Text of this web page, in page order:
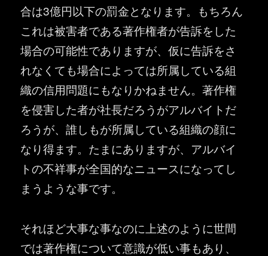
合は3億円以下の罰金となります。もちろん
これは被害者である著作権者が告訴をした
場合の可能性でありますが、仮に告訴をさ
れなくても場合によっては所属している組
織の信用問題にもなりかねません。著作権
を侵害した者が社長だろうがアルバイトだ
ろうが、誰しもが所属している組織の顔に
なり得ます。たまにありますが、アルバイ
トの不祥事が全国的なニュースになってし
まうような事です。
それほど大事な事なのに上述のように世間
では著作権について意識が低い事もあり、